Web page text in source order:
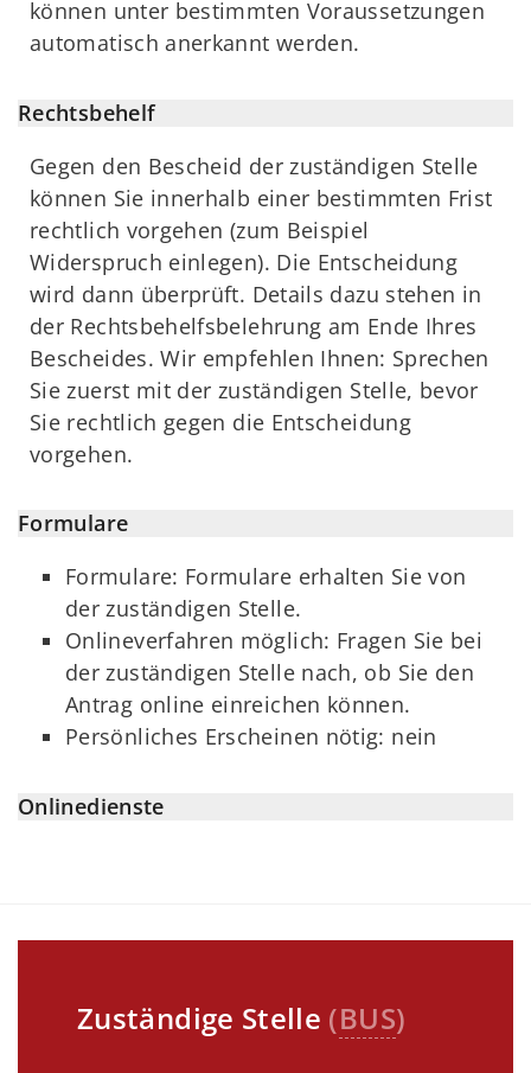
können unter bestimmten Voraussetzungen
automatisch anerkannt werden.
Rechtsbehelf
Gegen den Bescheid der zuständigen Stelle
können Sie innerhalb einer bestimmten Frist
rechtlich vorgehen (zum Beispiel
Widerspruch einlegen). Die Entscheidung
wird dann überprüft. Details dazu stehen in
der Rechtsbehelfsbelehrung am Ende Ihres
Bescheides. Wir empfehlen Ihnen: Sprechen
Sie zuerst mit der zuständigen Stelle, bevor
Sie rechtlich gegen die Entscheidung
vorgehen.
Formulare
Formulare: Formulare erhalten Sie von
der zuständigen Stelle.
Onlineverfahren möglich: Fragen Sie bei
der zuständigen Stelle nach, ob Sie den
Antrag online einreichen können.
Persönliches Erscheinen nötig: nein
Onlinedienste
Zuständige Stelle (BUS)